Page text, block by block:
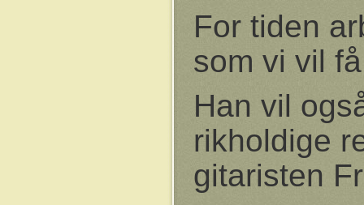
For tiden
som vi vil
Han vil
rikholdige
gitaristen